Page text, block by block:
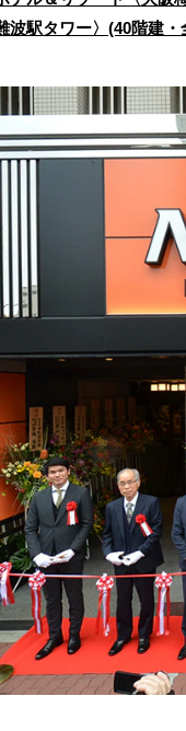
波駅タワー〉(40階建